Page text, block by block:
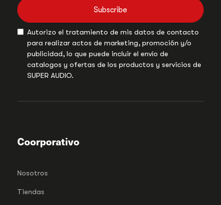
Subscribe
Autorizo el tratamiento de mis datos de contacto
para realizar actos de marketing, promoción y/o
publicidad, lo que puede incluir el envío de
catalogos y ofertas de los productos y servicios de
SUPER AUDIO.
Coorporativo
Nosotros
Tiendas